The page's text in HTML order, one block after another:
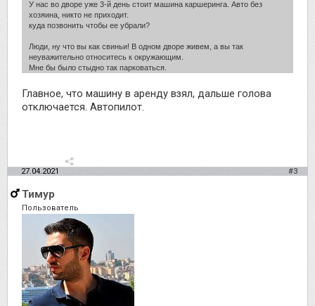
У нас во дворе уже 3-й день стоит машина каршеринга. Авто без
хозяина, никто не приходит.
куда позвонить чтобы ее убрали?
Люди, ну что вы как свиньи! В одном дворе живем, а вы так
неуважительно относитесь к окружающим.
Мне бы было стыдно так парковаться.
Главное, что машину в аренду взял, дальше голова
отключается. Автопилот.
27.04.2021 #3
Тимур
Пользователь